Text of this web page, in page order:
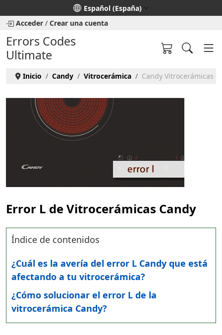
Seleccione su idioma
Español (España)
Acceder / Crear una cuenta
Errors Codes
Ultimate
Inicio Candy Vitrocerámica Candy Vitrocerámicas -
Error L de Vitrocerámicas Candy
Índice de contenidos
¿Cuál es la avería del error L Candy que está
afectando a tu vitrocerámica?
¿Cómo solucionar el error L de la
vitrocerámica Candy?